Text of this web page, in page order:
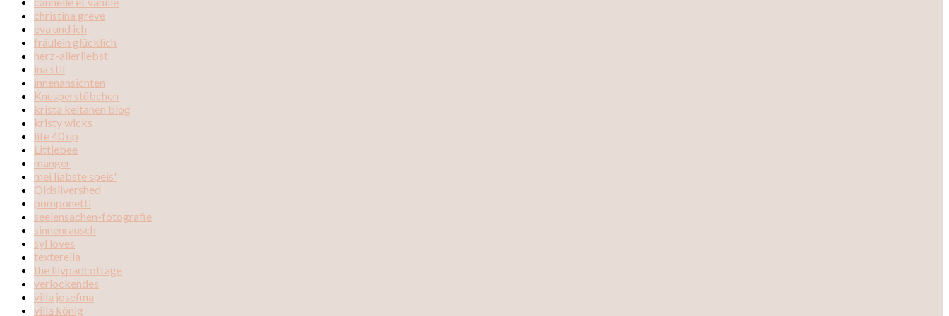
christina greve
eva und ich
fräulein glücklich
herz-allerliebst
ina stil
innenansichten
Knusperstübchen
krista keltanen blog
kristy wicks
life 40 up
Littlebee
manger
mei liabste speis'
Oldsilvershed
pomponetti
seelensachen-fotografie
sinnenrausch
syl loves
texterella
the lilypadcottage
verlockendes
villa josefina
villa könig